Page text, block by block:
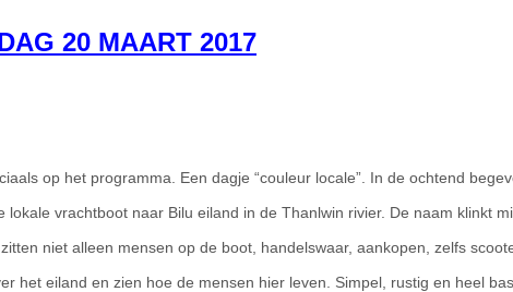
20 MAART 2017
op het programma. Een dagje “couleur locale”. In de ochtend
lokale vrachtboot naar Bilu eiland in de Thanlwin rivier. De naam klinkt
niet alleen mensen op de boot, handelswaar, aankopen, zelfs
het eiland en zien hoe de mensen hier leven. Simpel, rustig en heel